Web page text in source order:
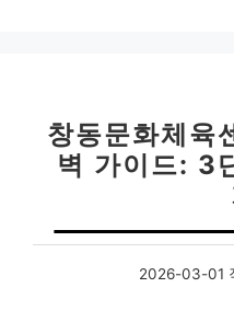
창동문화체육
벽 가이드: 3
2026-03-01